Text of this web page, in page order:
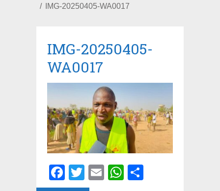
IMG-20250405-WA0017
IMG-20250405-
WA0017
Facebook
Twitter
EmailWhatsApp